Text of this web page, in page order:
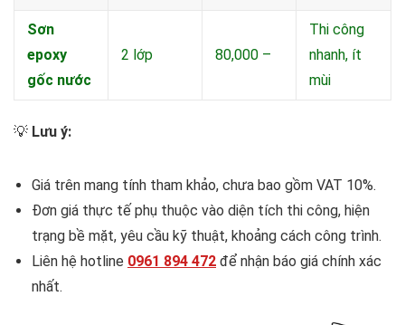
Sơn
epoxy
gốc nước
2 lớp 80,000 –
Thi công
nhanh, ít
mùi
💡 Lưu ý:
Giá trên mang tính tham khảo, chưa bao gồm VAT 10%.
Đơn giá thực tế phụ thuộc vào diện tích thi công, hiện
trạng bề mặt, yêu cầu kỹ thuật, khoảng cách công trình.
Liên hệ hotline 0961 894 472 để nhận báo giá chính xác
nhất.